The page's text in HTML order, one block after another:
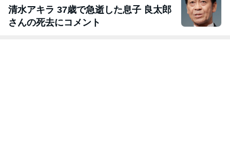
清水アキラ 37歳で急逝した息子 良太郎
さんの死去にコメント